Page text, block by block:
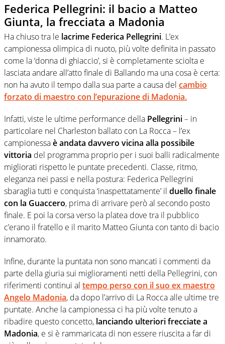
Federica Pellegrini: il bacio a Matteo
Giunta, la frecciata a Madonia
Ha chiuso tra le lacrime Federica Pellegrini. L’ex
campionessa olimpica di nuoto, più volte definita in passato
come la ‘donna di ghiaccio’, si è completamente sciolta e
lasciata andare all’atto finale di Ballando ma una cosa è certa:
non ha avuto il tempo dalla sua parte a causa del cambio
forzato di maestro con l’epurazione di Madonia.
Infatti, viste le ultime performance della Pellegrini– in
particolare nel Charleston ballato con La Rocca – l’ex
campionessaè andata davvero vicina alla possibile
vittoria del programma proprio per i suoi balli radicalmente
migliorati rispetto le puntate precedenti. Classe, ritmo,
eleganza nei passi e nella postura: Federica Pellegrini
sbaraglia tutti e conquista ‘inaspettatamente’ il duello finale
con la Guaccero, prima di arrivare però al secondo posto
finale. E poi la corsa verso la platea dove tra il pubblico
c’erano il fratello e il marito Matteo Giunta con tanto di bacio
innamorato.
Infine, durante la puntata non sono mancati i commenti da
parte della giuria sui miglioramenti netti della Pellegrini, con
riferimenti continui al tempo perso con il suo ex maestro
Angelo Madonia, da dopo l’arrivo di La Rocca alle ultime tre
puntate. Anche la campionessa ci ha più volte tenuto a
ribadire questo concetto, lanciando ulteriori frecciate a
Madonia, e si è rammaricata di non essere riuscita a far di